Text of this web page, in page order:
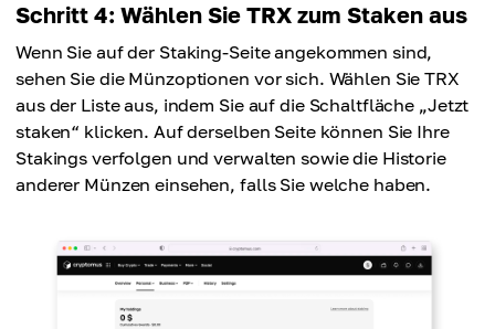
Schritt 4: Wählen Sie TRX zum Staken aus
Wenn Sie auf der Staking-Seite angekommen sind,
sehen Sie die Münzoptionen vor sich. Wählen Sie TRX
aus der Liste aus, indem Sie auf die Schaltfläche „Jetzt
staken“ klicken. Auf derselben Seite können Sie Ihre
Stakings verfolgen und verwalten sowie die Historie
anderer Münzen einsehen, falls Sie welche haben.